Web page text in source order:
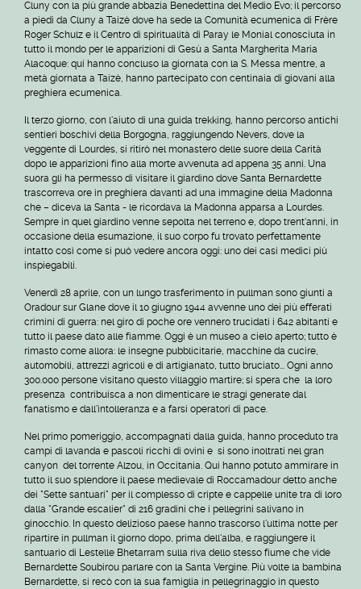
Cluny con la più grande abbazia Benedettina del Medio Evo; il percorso
a piedi da Cluny a Taizè dove ha sede la Comunità ecumenica di Frère
Roger Schulz e il Centro di spiritualità di Paray le Monial conosciuta in
tutto il mondo per le apparizioni di Gesù a Santa Margherita Maria
Alacoque: qui hanno concluso la giornata con la S. Messa mentre, a
metà giornata a Taizè, hanno partecipato con centinaia di giovani alla
preghiera ecumenica.
Il terzo giorno, con l'aiuto di una guida trekking, hanno percorso antichi
sentieri boschivi della Borgogna, raggiungendo Nevers, dove la
veggente di Lourdes, si ritirò nel monastero delle suore della Carità
dopo le apparizioni fino alla morte avvenuta ad appena 35 anni. Una
suora gli ha permesso di visitare il giardino dove Santa Bernardette
trascorreva ore in preghiera davanti ad una immagine della Madonna
che – diceva la Santa - le ricordava la Madonna apparsa a Lourdes.
Sempre in quel giardino venne sepolta nel terreno e, dopo trent'anni, in
occasione della esumazione, il suo corpo fu trovato perfettamente
intatto così come si può vedere ancora oggi: uno dei casi medici più
inspiegabili.
Venerdì 28 aprile, con un lungo trasferimento in pullman sono giunti a
Oradour sur Glane dove il 10 giugno 1944 avvenne uno dei più efferati
crimini di guerra: nel giro di poche ore vennero trucidati i 642 abitanti e
tutto il paese dato alle fiamme. Oggi è un museo a cielo aperto; tutto è
rimasto come allora: le insegne pubblicitarie, macchine da cucire,
automobili, attrezzi agricoli e di artigianato, tutto bruciato... Ogni anno
300.000 persone visitano questo villaggio martire; si spera che la loro
presenza contribuisca a non dimenticare le stragi generate dal
fanatismo e dall'intolleranza e a farsi operatori di pace.
Nel primo pomeriggio, accompagnati dalla guida, hanno proceduto tra
campi di lavanda e pascoli ricchi di ovini e si sono inoltrati nel gran
canyon del torrente Alzou, in Occitania. Qui hanno potuto ammirare in
tutto il suo splendore il paese medievale di Roccamadour detto anche
dei "Sette santuari" per il complesso di cripte e cappelle unite tra di loro
dalla "Grande escalier" di 216 gradini che i pellegrini salivano in
ginocchio. In questo delizioso paese hanno trascorso l'ultima notte per
ripartire in pullman il giorno dopo, prima dell'alba, e raggiungere il
santuario di Lestelle Bhetarram sulla riva dello stesso fiume che vide
Bernardette Soubirou parlare con la Santa Vergine. Più volte la bambina
Bernardette, si recò con la sua famiglia in pellegrinaggio in questo